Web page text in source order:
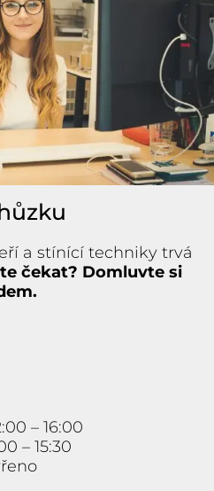
a stínící techniky trvá
čekat? Domluvte si
– 16:00
– 15:30